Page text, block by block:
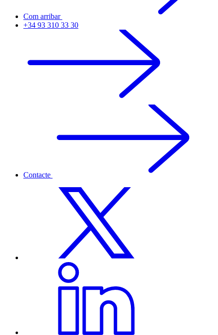
Com arribar
+34 93 310 33 30
Contacte